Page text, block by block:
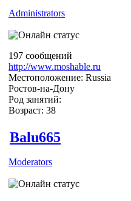
Administrators
197 сообщений
http://www.moshable.ru
Местоположение: Russia
Ростов-на-Дону
Род занятий:
Возраст: 38
Balu665
Moderators